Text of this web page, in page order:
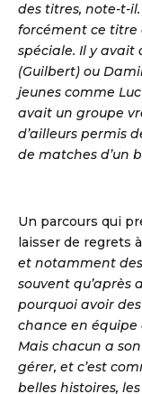
des titres, note-t-
forcément ce titre
spéciale. Il y avait
(Guilbert) ou
jeunes comme
avait un groupe
d’ailleurs permis
de matches d’un
Un parcours qui
laisser de regrets
et notamment des
souvent qu’après
pourquoi avoir
chance en
Mais chacun a
gérer, et c’est
belles histoires,